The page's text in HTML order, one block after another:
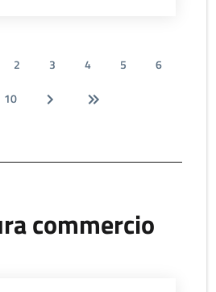
2 3 4 5
6
10
commercio